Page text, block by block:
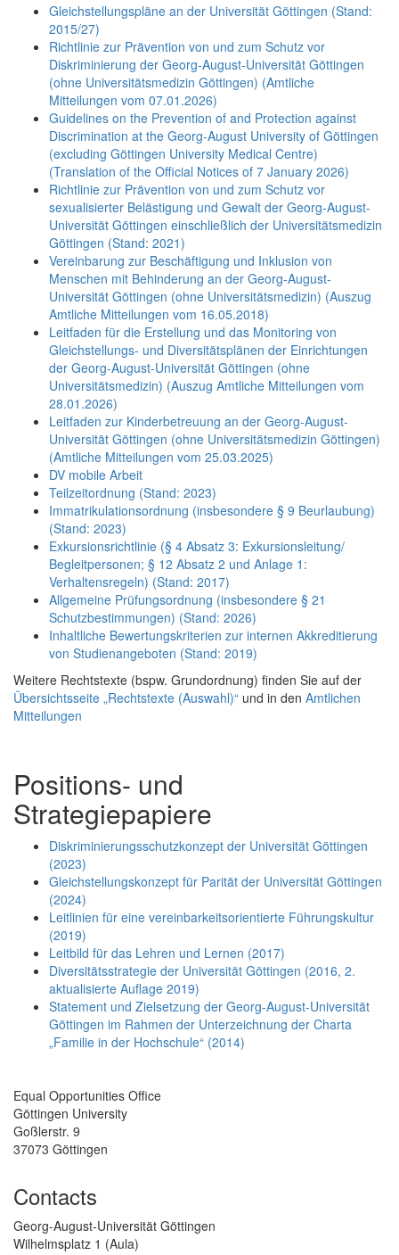
Gleichstellungspläne an der Universität Göttingen (Stand:
2015/27)
Richtlinie zur Prävention von und zum Schutz vor
Diskriminierung der Georg-August-Universität Göttingen
(ohne Universitätsmedizin Göttingen) (Amtliche
Mitteilungen vom 07.01.2026)
Guidelines on the Prevention of and Protection against
Discrimination at the Georg-August University of Göttingen
(excluding Göttingen University Medical Centre)
(Translation of the Official Notices of 7 January 2026)
Richtlinie zur Prävention von und zum Schutz vor
sexualisierter Belästigung und Gewalt der Georg-August-
Universität Göttingen einschließlich der Universitätsmedizin
Göttingen (Stand: 2021)
Vereinbarung zur Beschäftigung und Inklusion von
Menschen mit Behinderung an der Georg-August-
Universität Göttingen (ohne Universitätsmedizin) (Auszug
Amtliche Mitteilungen vom 16.05.2018)
Leitfaden für die Erstellung und das Monitoring von
Gleichstellungs- und Diversitätsplänen der Einrichtungen
der Georg-August-Universität Göttingen (ohne
Universitätsmedizin) (Auszug Amtliche Mitteilungen vom
28.01.2026)
Leitfaden zur Kinderbetreuung an der Georg-August-
Universität Göttingen (ohne Universitätsmedizin Göttingen)
(Amtliche Mitteilungen vom 25.03.2025)
DV mobile Arbeit
Teilzeitordnung (Stand: 2023)
Immatrikulationsordnung (insbesondere § 9 Beurlaubung)
(Stand: 2023)
Exkursionsrichtlinie (§ 4 Absatz 3: Exkursionsleitung/
Begleitpersonen; § 12 Absatz 2 und Anlage 1:
Verhaltensregeln) (Stand: 2017)
Allgemeine Prüfungsordnung (insbesondere § 21
Schutzbestimmungen) (Stand: 2026)
Inhaltliche Bewertungskriterien zur internen Akkreditierung
von Studienangeboten (Stand: 2019)
Weitere Rechtstexte (bspw. Grundordnung) finden Sie auf der
Übersichtsseite „Rechtstexte (Auswahl)“ und in den Amtlichen
Mitteilungen
Positions- und
Strategiepapiere
Diskriminierungsschutzkonzept der Universität Göttingen
(2023)
Gleichstellungskonzept für Parität der Universität Göttingen
(2024)
Leitlinien für eine vereinbarkeitsorientierte Führungskultur
(2019)
Leitbild für das Lehren und Lernen (2017)
Diversitätsstrategie der Universität Göttingen (2016, 2.
aktualisierte Auflage 2019)
Statement und Zielsetzung der Georg-August-Universität
Göttingen im Rahmen der Unterzeichnung der Charta
„Familie in der Hochschule“ (2014)
Equal Opportunities Office
Göttingen University
Goßlerstr. 9
37073 Göttingen
Contacts
Georg-August-Universität Göttingen
Wilhelmsplatz 1 (Aula)